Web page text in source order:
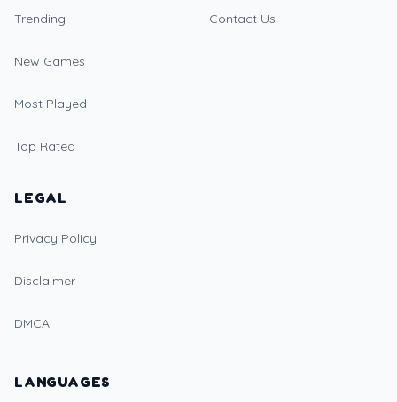
Trending
New Games
Most Played
Top Rated
Contact Us
LEGAL
Privacy Policy
Disclaimer
DMCA
LANGUAGES